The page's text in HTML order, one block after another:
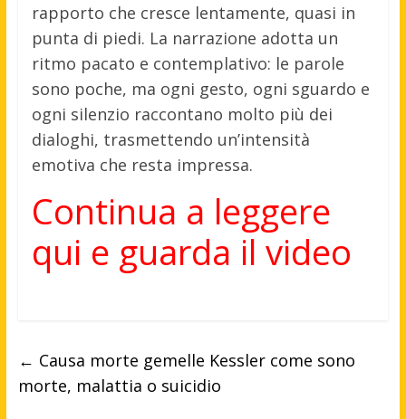
rapporto che cresce lentamente, quasi in
punta di piedi. La narrazione adotta un
ritmo pacato e contemplativo: le parole
sono poche, ma ogni gesto, ogni sguardo e
ogni silenzio raccontano molto più dei
dialoghi, trasmettendo un’intensità
emotiva che resta impressa.
Continua a leggere
qui e guarda il video
← Causa morte gemelle Kessler come sono
morte, malattia o suicidio